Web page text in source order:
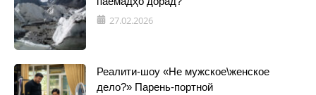
27.02.2026
Реалити-шоу «Не мужское\женское
дело?» Парень-портной